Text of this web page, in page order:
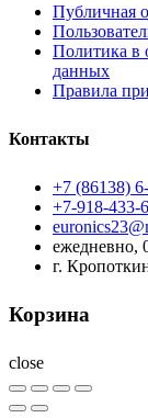
Публичная
Политика в
данных
Правила
Контакты
+7 (86138)
+7-918-433-
ежедневно,
г.
Корзина
close